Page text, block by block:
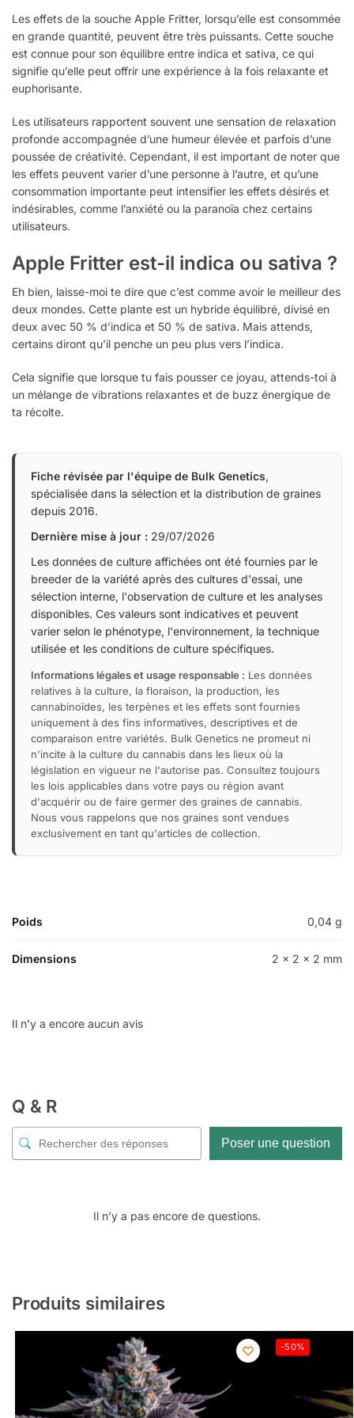
Les effets de la souche Apple Fritter, lorsqu’elle est consommée
en grande quantité, peuvent être très puissants. Cette souche
est connue pour son équilibre entre indica et sativa, ce qui
signifie qu’elle peut offrir une expérience à la fois relaxante et
euphorisante.
Les utilisateurs rapportent souvent une sensation de relaxation
profonde accompagnée d’une humeur élevée et parfois d’une
poussée de créativité. Cependant, il est important de noter que
les effets peuvent varier d’une personne à l’autre, et qu’une
consommation importante peut intensifier les effets désirés et
indésirables, comme l’anxiété ou la paranoïa chez certains
utilisateurs.
Apple Fritter est-il indica ou sativa ?
Eh bien, laisse-moi te dire que c’est comme avoir le meilleur des
deux mondes. Cette plante est un hybride équilibré, divisé en
deux avec 50 % d’indica et 50 % de sativa. Mais attends,
certains diront qu’il penche un peu plus vers l’indica.
Cela signifie que lorsque tu fais pousser ce joyau, attends-toi à
un mélange de vibrations relaxantes et de buzz énergique de
ta récolte.
Fiche révisée par l'équipe de Bulk Genetics,
spécialisée dans la sélection et la distribution de graines
depuis 2016.
Dernière mise à jour : 29/07/2026
Les données de culture affichées ont été fournies par le
breeder de la variété après des cultures d'essai, une
sélection interne, l'observation de culture et les analyses
disponibles. Ces valeurs sont indicatives et peuvent
varier selon le phénotype, l'environnement, la technique
utilisée et les conditions de culture spécifiques.
Informations légales et usage responsable : Les données
relatives à la culture, la floraison, la production, les
cannabinoïdes, les terpènes et les effets sont fournies
uniquement à des fins informatives, descriptives et de
comparaison entre variétés. Bulk Genetics ne promeut ni
n'incite à la culture du cannabis dans les lieux où la
législation en vigueur ne l'autorise pas. Consultez toujours
les lois applicables dans votre pays ou région avant
d'acquérir ou de faire germer des graines de cannabis.
Nous vous rappelons que nos graines sont vendues
exclusivement en tant qu'articles de collection.
Poids 0,04 g
Dimensions 2 × 2 × 2 mm
Il n’y a encore aucun avis
Q & R
Poser une question
Il n’y a pas encore de questions.
Produits similaires
-50%